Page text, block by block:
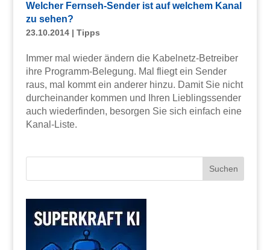
Welcher Fernseh-Sender ist auf welchem Kanal
zu sehen?
23.10.2014| Tipps
Immer mal wieder ändern die Kabelnetz-Betreiber
ihre Programm-Belegung. Mal fliegt ein Sender
raus, mal kommt ein anderer hinzu. Damit Sie nicht
durcheinander kommen und Ihren Lieblingssender
auch wiederfinden, besorgen Sie sich einfach eine
Kanal-Liste.